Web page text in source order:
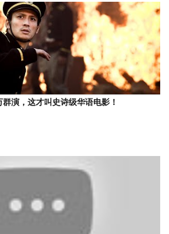
群演，这才叫史诗级华语电影！